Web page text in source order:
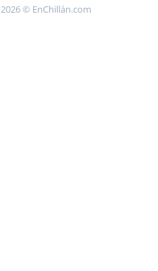
2026 © EnChillán.com